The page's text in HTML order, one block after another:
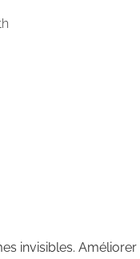
invisibles. Améliorer